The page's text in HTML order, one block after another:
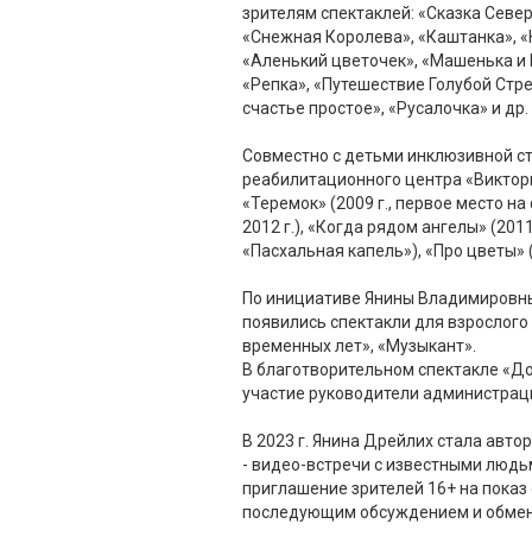
зрителям спектаклей: «Сказка
«Снежная Королева», «Каштанка»,
«Аленький цветочек», «Машенька
«Репка», «Путешествие Голубой
счастье простое», «Русалочка» и др.
Совместно с детьми инклюзивной
реабилитационного центра
«Теремок» (2009 г., первое место
2012 г.), «Когда рядом ангелы»
«Пасхальная капель»), «Про цветы»
По инициативе Янины
появились спектакли для
временных лет», «Музыкант».
В благотворительном спектакле
участие руководители
В 2023 г. Янина Дрейлих стала
- видео-встречи с известными
приглашение зрителей 16+ на
последующим обсуждением и